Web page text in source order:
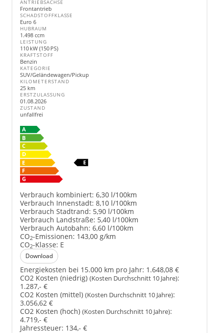
ANTRIEBSACHSE
Frontantrieb
SCHADSTOFFKLASSE
Euro 6
HUBRAUM
1.498 ccm
LEISTUNG
110 kW (150 PS)
KRAFTSTOFF
Benzin
KATEGORIE
SUV/Geländewagen/Pickup
KILOMETERSTAND
25 km
ERSTZULASSUNG
01.08.2026
ZUSTAND
unfallfrei
Verbrauch kombiniert: 6,30 l/100km
Verbrauch Innenstadt: 8,10 l/100km
Verbrauch Stadtrand: 5,90 l/100km
Verbrauch Landstraße: 5,40 l/100km
Verbrauch Autobahn: 6,60 l/100km
CO2-Emissionen: 143,00 g/km
CO2-Klasse: E
Download
Energiekosten bei 15.000 km pro Jahr: 1.648,08 €
CO2 Kosten (niedrig) (Kosten Durchschnitt 10 Jahre):
1.287,- €
CO2 Kosten (mittel) (Kosten Durchschnitt 10 Jahre):
3.056,62 €
CO2 Kosten (hoch) (Kosten Durchschnitt 10 Jahre):
4.719,- €
Jahressteuer: 134,- €